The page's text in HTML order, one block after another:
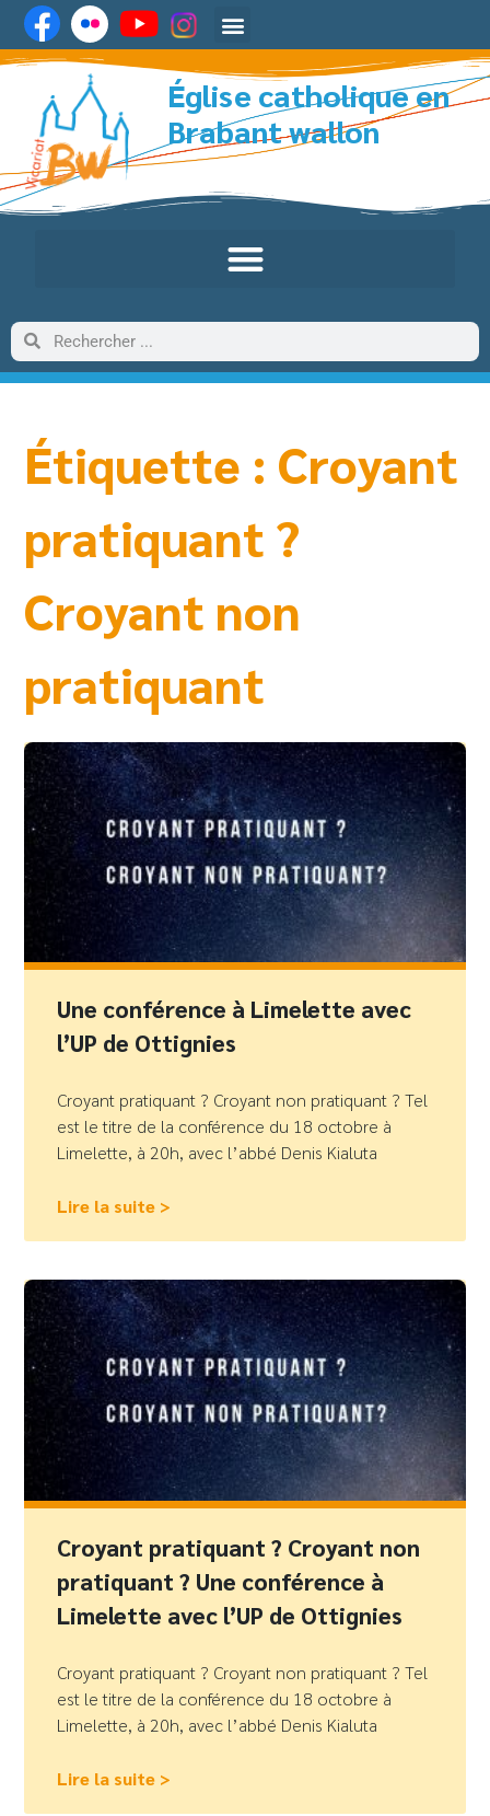
Église catholique en
Brabant wallon
Étiquette : Croyant
pratiquant ?
Croyant non
pratiquant
Une conférence à Limelette avec
l’UP de Ottignies
Croyant pratiquant ? Croyant non pratiquant ? Tel
est le titre de la conférence du 18 octobre à
Limelette, à 20h, avec l’abbé Denis Kialuta
Lire la suite >
Croyant pratiquant ? Croyant non
pratiquant ? Une conférence à
Limelette avec l’UP de Ottignies
Croyant pratiquant ? Croyant non pratiquant ? Tel
est le titre de la conférence du 18 octobre à
Limelette, à 20h, avec l’abbé Denis Kialuta
Lire la suite >